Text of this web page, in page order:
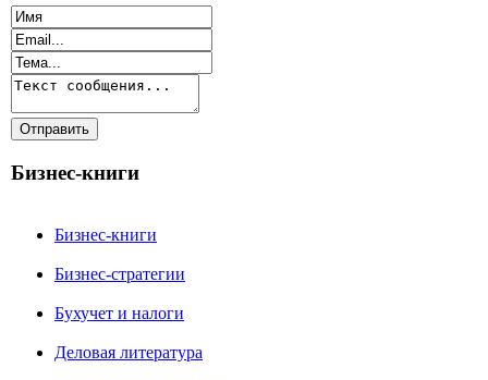
Бизнес-книги
Бизнес-книги
Бизнес-стратегии
Бухучет и налоги
Деловая литература